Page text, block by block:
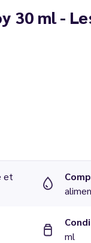
30 ml -
et
ml